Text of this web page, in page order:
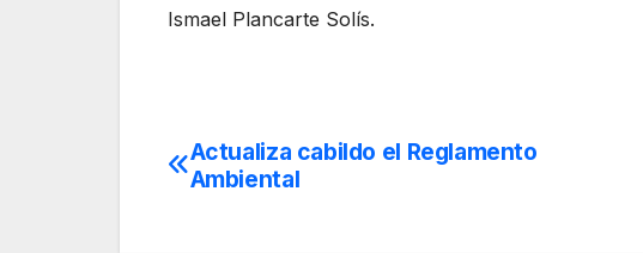
Ismael Plancarte Solís.
Navegación
Actualiza cabildo el Reglamento
Ambiental